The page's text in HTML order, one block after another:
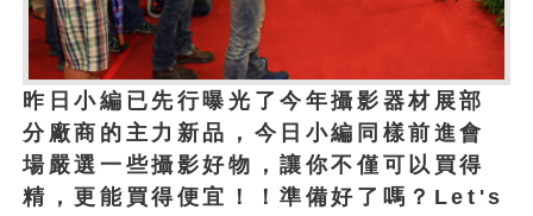
昨日小編已先行曝光了今年攝影器材展部
分廠商的主力新品，今日小編同樣前進會
場嚴選一些攝影好物，讓你不僅可以買得
精，更能買得便宜！！準備好了嗎？Let's